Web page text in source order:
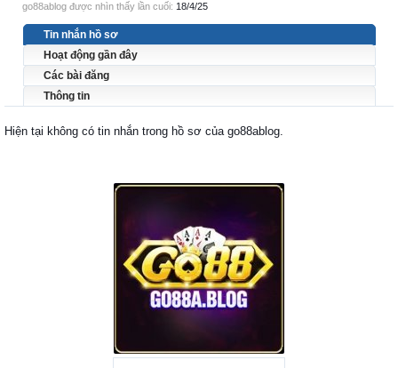
go88ablog được nhìn thấy lần cuối: 18/4/25
Tin nhắn hồ sơ
Hoạt động gần đây
Các bài đăng
Thông tin
Hiện tại không có tin nhắn trong hồ sơ của go88ablog.